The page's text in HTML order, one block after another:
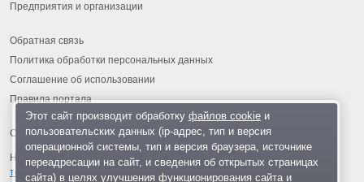
Предприятия и организации
Обратная связь
Политика обработки персональных данных
Соглашение об использовании
Правила портала
На информационном ресурсе применяются рекомендательные
технологии
Этот сайт производит обработку файлов cookieи
пользовательских данных (ip-адрес, тип и версия
операционной системы, тип и версия браузера, источнике
переадресации на сайт, и сведения об открытых страницах
сайта) в целях улучшения функционирования сайта и